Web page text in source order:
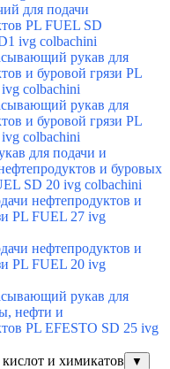
для подачи
PL FUEL SD
ivg colbachini
рукав для
и буровой грязи PL
colbachini
рукав для
и буровой грязи PL
colbachini
для подачи и
и буровых
SD 20 ivg colbachini
нефтепродуктов и
PL FUEL 27 ivg
нефтепродуктов и
PL FUEL 20 ivg
рукав для
нефти и
PL EFESTO SD 25 ivg
и химикатов
▼